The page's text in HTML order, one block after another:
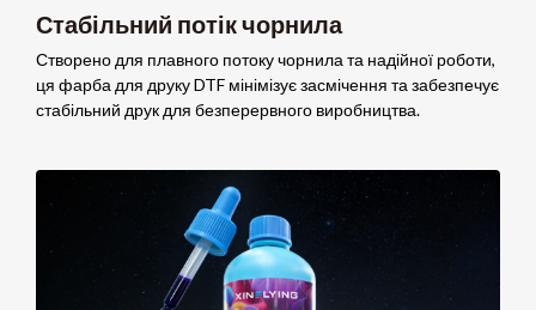
Стабільний потік чорнила
Створено для плавного потоку чорнила та надійної роботи,
ця фарба для друку DTF мінімізує засмічення та забезпечує
стабільний друк для безперервного виробництва.